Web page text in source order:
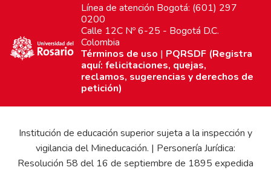
Línea de atención Bogotá: (601) 297
0200
Calle 12C Nº 6-25 - Bogotá D.C.
Colombia
Términos de uso | PQRSDF (Registra
aquí: felicitaciones, quejas,
reclamos, sugerencias y derechos de
petición)
Institución de educación superior sujeta a la inspección y
vigilancia del Mineducación. | Personería Jurídica:
Resolución 58 del 16 de septiembre de 1895 expedida